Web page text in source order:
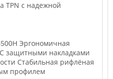
TPN с надежной
Эргономичная
защитными накладками
Стабильная рифлёная
профилем